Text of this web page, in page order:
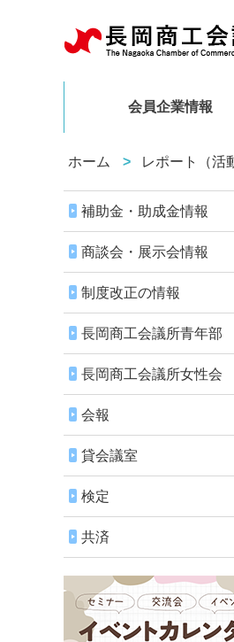
会員企業情報
ホーム レポート（活
補助金・助成金情報
商談会・展示会情報
制度改正の情報
長岡商工会議所青年部
長岡商工会議所女性会
会報
貸会議室
検定
共済